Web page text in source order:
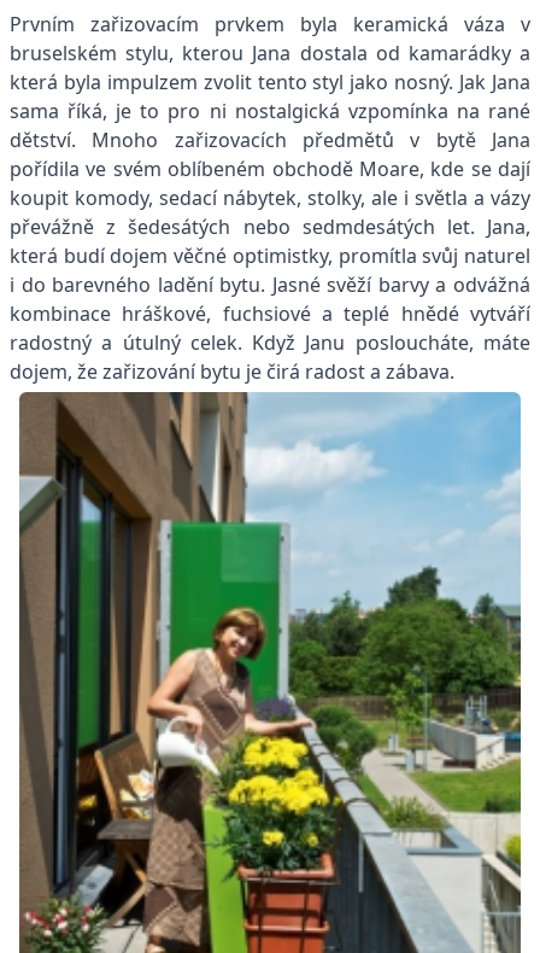
Prvním zařizovacím prvkem byla keramická váza v
bruselském stylu, kterou Jana dostala od kamarádky a
která byla impulzem zvolit tento styl jako nosný. Jak Jana
sama říká, je to pro ni nostalgická vzpomínka na rané
dětství. Mnoho zařizovacích předmětů v bytě Jana
pořídila ve svém oblíbeném obchodě Moare, kde se dají
koupit komody, sedací nábytek, stolky, ale i světla a vázy
převážně z šedesátých nebo sedmdesátých let. Jana,
která budí dojem věčné optimistky, promítla svůj naturel
i do barevného ladění bytu. Jasné svěží barvy a odvážná
kombinace hráškové, fuchsiové a teplé hnědé vytváří
radostný a útulný celek. Když Janu posloucháte, máte
dojem, že zařizování bytu je čirá radost a zábava.